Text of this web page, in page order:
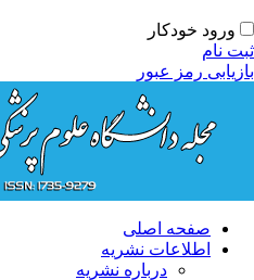
ورود خودکار
نام
رمز عبور
صفحه اصلی
اطلاعات نشریه
درباره نشریه